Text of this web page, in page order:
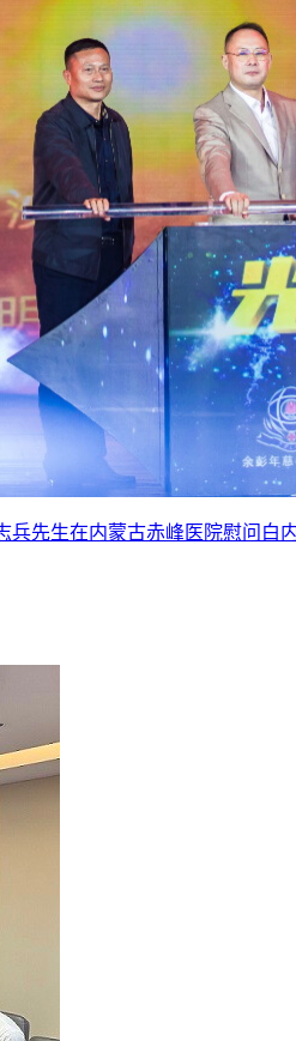
兵先生在内蒙古赤峰医院慰问白